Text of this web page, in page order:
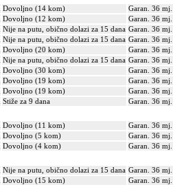
Dovoljno (14 kom)
Garan. 36 mj.
Dovoljno (12 kom)
Garan. 36 mj.
Nije na putu, obično dolazi za 15 dana Garan. 36 mj.
Nije na putu, obično dolazi za 15 dana Garan. 36 mj.
Dovoljno (20 kom) Garan. 36 mj.
Nije na putu, obično dolazi za 15 dana Garan. 36 mj.
Dovoljno (30 kom)
Garan. 36 mj.
Dovoljno (19 kom)
Garan. 36 mj.
Dovoljno (19 kom)
Garan. 36 mj.
Stiže za 9 dana
Garan. 36 mj.
Dovoljno (11 kom)
Garan. 36 mj.
Dovoljno (5 kom)
Garan. 36 mj.
Dovoljno (4 kom)
Garan. 36 mj.
Nije na putu, obično dolazi za 15 dana Garan. 36 mj.
Dovoljno (15 kom)
Garan. 36 mj.